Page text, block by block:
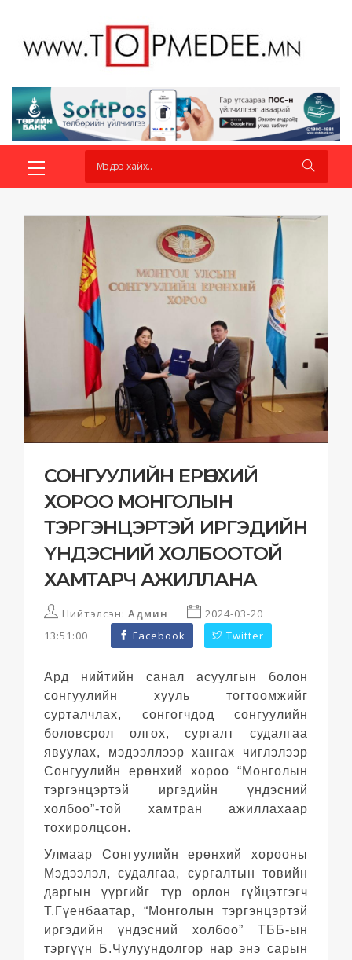
СОНГУУЛИЙН ЕРӨНХИЙ
ХОРОО МОНГОЛЫН
ТЭРГЭНЦЭРТЭЙ ИРГЭДИЙН
ҮНДЭСНИЙ ХОЛБООТОЙ
ХАМТАРЧ АЖИЛЛАНА
Нийтэлсэн: Админ
2024-03-20
13:51:00
Facebook Twitter
Ард нийтийн санал асуулгын болон
сонгуулийн хууль тогтоомжийг
сурталчлах, сонгогчдод сонгуулийн
боловсрол олгох, сургалт судалгаа
явуулах, мэдээллээр хангах чиглэлээр
Сонгуулийн ерөнхий хороо “Монголын
тэргэнцэртэй иргэдийн үндэсний
холбоо”-той хамтран ажиллахаар
тохиролцсон.
Улмаар Сонгуулийн ерөнхий хорооны
Мэдээлэл, судалгаа, сургалтын төвийн
даргын үүргийг түр орлон гүйцэтгэгч
Т.Гүенбаатар, “Монголын тэргэнцэртэй
иргэдийн үндэсний холбоо” ТББ-ын
тэргүүн Б.Чулуундолгор нар энэ сарын